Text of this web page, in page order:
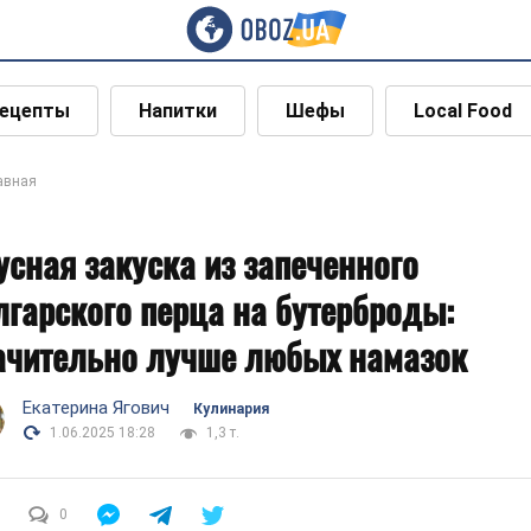
Напитки Шефы Local Food
закуска из запеченного
перца на бутерброды:
лучше любых намазок
Екатерина Ягович
Кулинария
1.06.2025 18:28
1,3 т.
0